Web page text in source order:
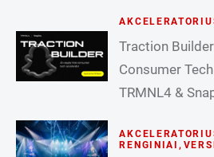
Traction
Consumer
TRMNL4 &
RENGINIAI ,